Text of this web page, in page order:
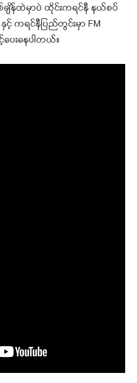
န်ထဲမှာပဲ ထိုင်းကရင်နီ နယ်စပ်
င့် ကရင်နီပြည်တွင်းမှာ FM
ေးနေပါတယ်။